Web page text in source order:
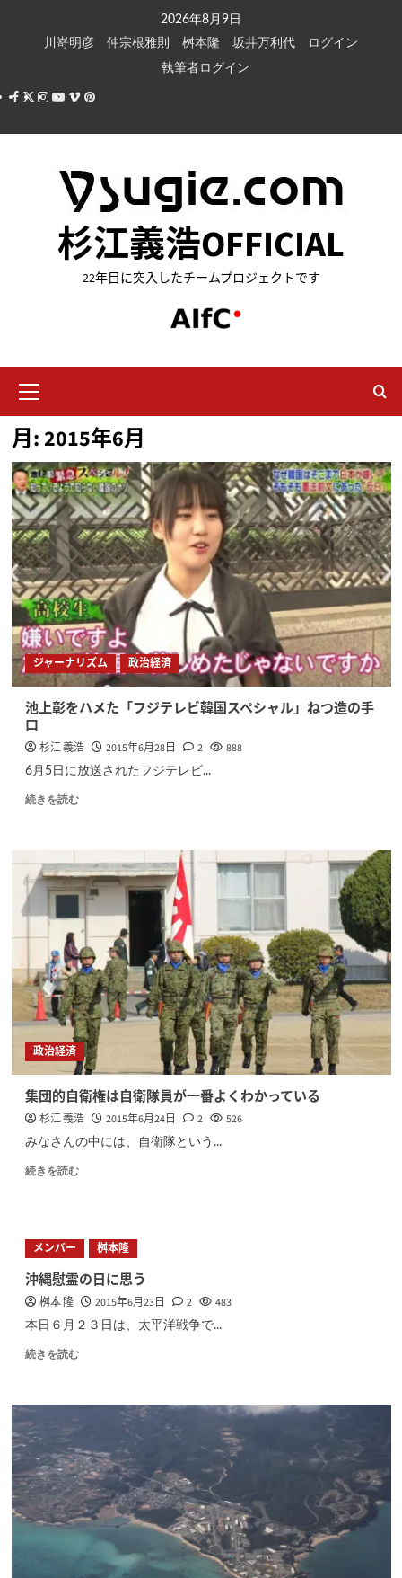
キ
2026年8月9日
川嵜明彦
仲宗根雅則 桝本隆 坂井万利代
ログイン
執筆者ログイン
Facebook
X Instagram
Youtube
VimeoPinterest
杉江義浩OFFICIAL
22年目に突入したチームプロジェクトです
イ
ン
メ
ュ
ー
月:2015年6月
ジャーナリズム 政治経済
池上彰をハメた「フジテレビ韓国スペシャル」ねつ造の手
口
杉江 義浩 2015年6月28日 2 888
6月5日に放送されたフジテレビ...
続きを読む
政治経済
集団的自衛権は自衛隊員が一番よくわかっている
杉江 義浩 2015年6月24日 2 526
みなさんの中には、自衛隊という...
続きを読む
メンバー 桝本隆
沖縄慰霊の日に思う
桝本 隆 2015年6月23日 2 483
本日６月２３日は、太平洋戦争で...
続きを読む